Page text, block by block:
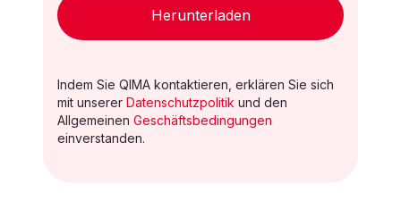
Herunterladen
Indem Sie QIMA kontaktieren, erklären Sie sich
mit unserer Datenschutzpolitik und den
Allgemeinen Geschäftsbedingungen
einverstanden.